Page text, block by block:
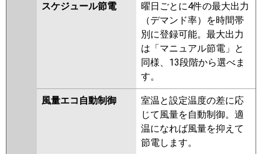
FDRV805HB5SA-ca
FDRV805HB5SA-sil
FDRK805HP5SA-ca
FDRK805H5SA-ca FDRK805H5SA-
FDRV805H5SA-sil
FDRV805H5SA-ca FDRK805HP5S-
ca FDRK805H5S-ca
FDRK805H5S-sil FDRV805H5S-ca
FDRV805H5S-sil FDRV805H5S-
FDRV805H5S-silent
スケジュール節電
曜日ごとに4件の最大出力
（デマンド率）を時間帯
別に登録可能。最大出力
は「マニュアル節電」と
同様、13段階から選べま
す。
風量エコ自動制御
室温と設定温度の差に応
じて風量を自動制御。適
温になれば風量を抑えて
節電します。